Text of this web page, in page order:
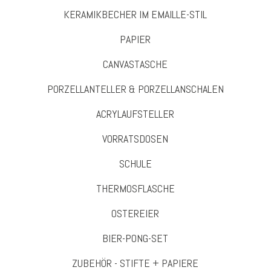
KERAMIKBECHER IM EMAILLE-STIL
PAPIER
CANVASTASCHE
PORZELLANTELLER & PORZELLANSCHALEN
ACRYLAUFSTELLER
VORRATSDOSEN
SCHULE
THERMOSFLASCHE
OSTEREIER
BIER-PONG-SET
ZUBEHÖR - STIFTE + PAPIERE